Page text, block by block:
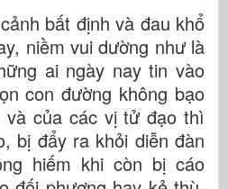
bất định và đau khổ
niềm vui dường như là
ai ngày nay tin vào
con đường không bạo
của các vị tử đạo thì
bị đẩy ra khỏi diễn đàn
hiếm khi còn bị cáo